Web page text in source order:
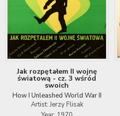
Jak rozpętałem II wojnę
światową - cz. 3 wśród
swoich
How I Unleashed World War II
Artist: Jerzy Flisak